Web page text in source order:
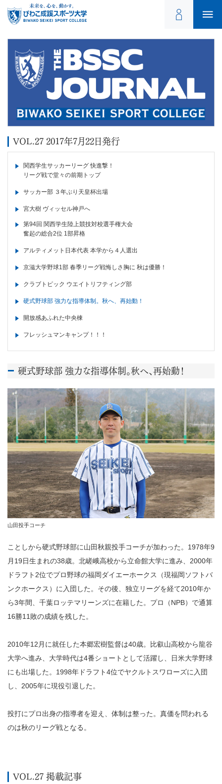
VOL.27 2017年7月22日発行
関西学生サッカーリーグ 快進撃！
リーグ戦で堂々の前期トップ
サッカー部 ３年ぶり天皇杯出場
宮大樹 ヴィッセル神戸へ
第94回 関西学生陸上競技対校選手権大会
奮起の総合2位 1部昇格
アルティメット日本代表 本学から４人選出
京滋大学野球1部 春季リーグ戦悔しさ胸に 秋は優勝！
クラブトピック ウエイトリフティング部
硬式野球部 強力な指導体制。秋へ、再始動！
開放感あふれた中央棟
フレッシュマンキャンプ！！！
硬式野球部 強力な指導体制。秋へ、再始動！
山田投手コーチ
ことしから硬式野球部に山田秋親投手コーチが加わった。1978年9
月19日生まれの38歳。北嵯峨高校から立命館大学に進み、2000年
ドラフト2位でプロ野球の福岡ダイエーホークス（現福岡ソフトバ
ンクホークス）に入団した。その後、独立リーグを経て2010年か
ら3年間、千葉ロッテマリーンズに在籍した。プロ（NPB）で通算
16勝11敗の成績を残した。
2010年12月に就任した本郷宏樹監督は40歳。比叡山高校から龍谷
大学へ進み、大学時代は4番ショートとして活躍し、日米大学野球
にも出場した。1998年ドラフト4位でヤクルトスワローズに入団
し、2005年に現役引退した。
投打にプロ出身の指導者を迎え、体制は整った。真価を問われる
のは秋のリーグ戦となる。
VOL.27 掲載記事